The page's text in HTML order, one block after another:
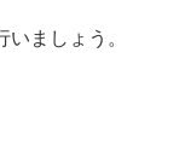
ましょう。